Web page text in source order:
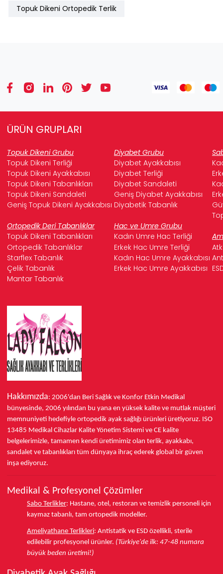
Topuk Dikeni Ortopedik Terlik
ÜRÜN GRUPLARI
Topuk Dikeni Grubu Diyabet Grubu
Topuk Dikeni Terliği
Diyabet Ayakkabısı
Topuk Dikeni Ayakkabısı
Diyabet Terliği
Topuk Dikeni Tabanlıkları
Diyabet Sandaleti
Topuk Dikeni Sandaleti
Geniş Diyabet Ayakkabısı
Geniş Topuk Dikeni Ayakkabısı Diyabetik Tabanlık
Ortopedik Deri Tabanlıklar
Hac ve Umre Grubu
Topuk Dikeni Tabanlıkları
Kadın Umre Hac Terliği
Ortopedik Tabanlıklar
Erkek Hac Umre Terliği
Starflex Tabanlık
Kadın Hac Umre Ayakkabısı
Çelik Tabanlık
Erkek Hac Umre Ayakkabısı
Mantar Tabanlık
Hakkımızda: 2006'dan Beri Sağlık ve Konfor Etkin Medikal
bünyesinde, 2006 yılından bu yana en yüksek kalite ve mutlak müşteri
memnuniyeti hedefiyle ortopedik ayak sağlığı ürünleri üretiyoruz. ISO
13485 Medikal Cihazlar Kalite Yönetim Sistemi ve CE kalite
belgelerimizle, tamamen kendi üretimimiz olan terlik, ayakkabı,
sandalet ve tabanlıkları tüm dünyaya ihraç ederek global bir güven
inşa ediyoruz.
Medikal & Profesyonel Çözümler
Sabo Terlikler: Hastane, otel, restoran ve temizlik personeli için
kaymaz tabanlı, tam ortopedik modeller.
Ameliyathane Terlikleri: Antistatik ve ESD özellikli, sterile
edilebilir profesyonel ürünler. (Türkiye'de ilk: 47-48 numara
büyük beden üretimi!)